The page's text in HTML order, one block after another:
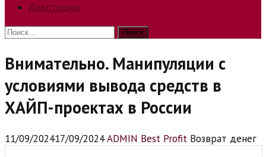
Лохотроны
Найти:
Внимательно. Манипуляции с
условиями вывода средств в
ХАЙП-проектах в России
11/09/202417/09/2024ADMIN Best Profit Возврат денег